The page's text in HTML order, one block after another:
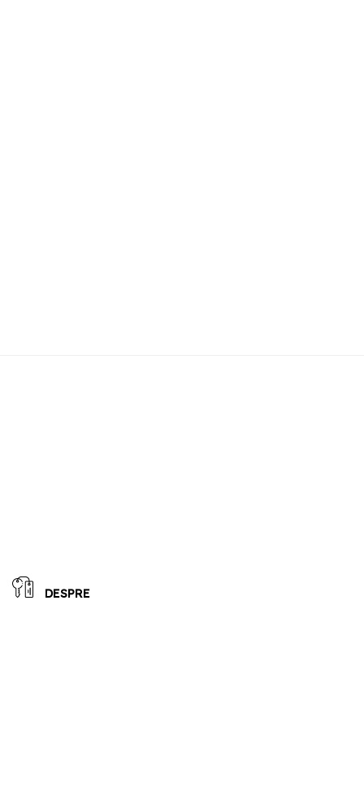
DESPRE